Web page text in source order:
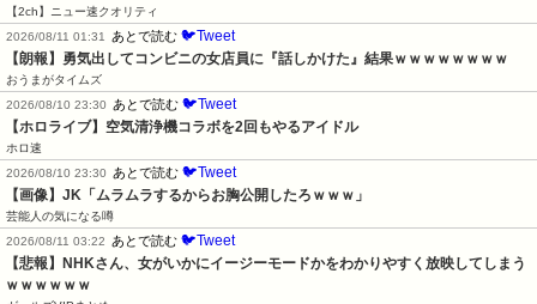
【2ch】ニュー速クオリティ
2026/08/11 01:31
あとで読む 🐦Tweet
【朗報】勇気出してコンビニの女店員に『話しかけた』結果ｗｗｗｗｗｗｗｗ
おうまがタイムズ
2026/08/10 23:30
あとで読む 🐦Tweet
【ホロライブ】空気清浄機コラボを2回もやるアイドル
ホロ速
2026/08/10 23:30
あとで読む 🐦Tweet
【画像】JK「ムラムラするからお胸公開したろｗｗｗ」
芸能人の気になる噂
2026/08/11 03:22
あとで読む 🐦Tweet
【悲報】NHKさん、女がいかにイージーモードかをわかりやすく放映してしまう
ｗｗｗｗｗｗ